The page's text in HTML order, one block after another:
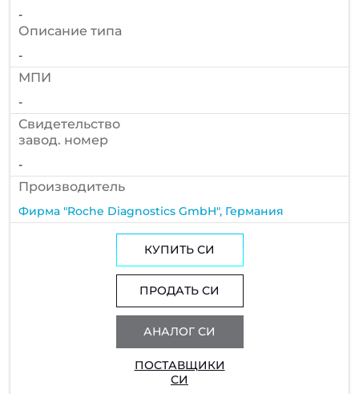
-
Описание типа
-
МПИ
-
Cвидетельство
завод. номер
-
Производитель
Фирма "Roche Diagnostics GmbH", Германия
КУПИТЬ СИ
ПРОДАТЬ СИ
АНАЛОГ СИ
ПОСТАВЩИКИ
СИ